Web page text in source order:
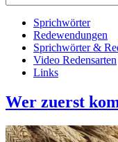
Sprichwörter
Redewendungen
Sprichwörter &
Video Redensarten
Links
Wer zuerst